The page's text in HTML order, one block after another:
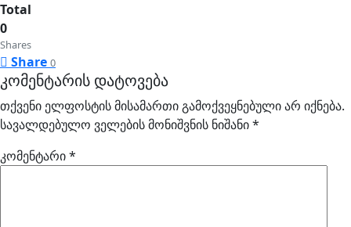
Total
0
Shares
Share 0
კომენტარის დატოვება
თქვენი ელფოსტის მისამართი გამოქვეყნებული არ იქნება.
სავალდებულო ველების მონიშვნის ნიშანი*
კომენტარი*